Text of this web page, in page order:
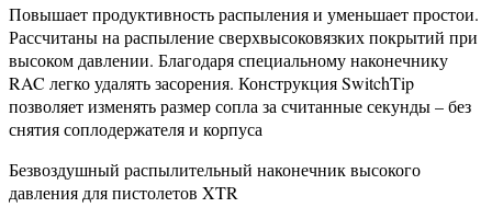
Повышает продуктивность распыления и уменьшает простои.
Рассчитаны на распыление сверхвысоковязких покрытий при
высоком давлении. Благодаря специальному наконечнику
RAC легко удалять засорения. Конструкция SwitchTip
позволяет изменять размер сопла за считанные секунды – без
снятия соплодержателя и корпуса
Безвоздушный распылительный наконечник высокого
давления для пистолетов XTR